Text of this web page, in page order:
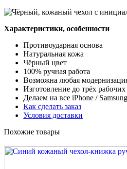
Характеристики, особенности
Противоударная основа
Натуральная кожа
Чёрный цвет
100% ручная работа
Возможна любая
Изготовление до трёх
Делаем на все iPhone / Samsung
Как сделать заказ
Условия доставки
Похожие товары